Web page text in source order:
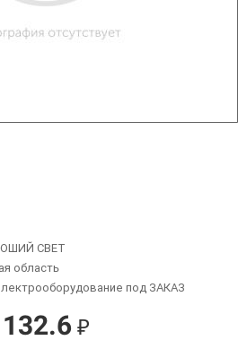
СВЕТ
область
под ЗАКАЗ
132.6 ₽